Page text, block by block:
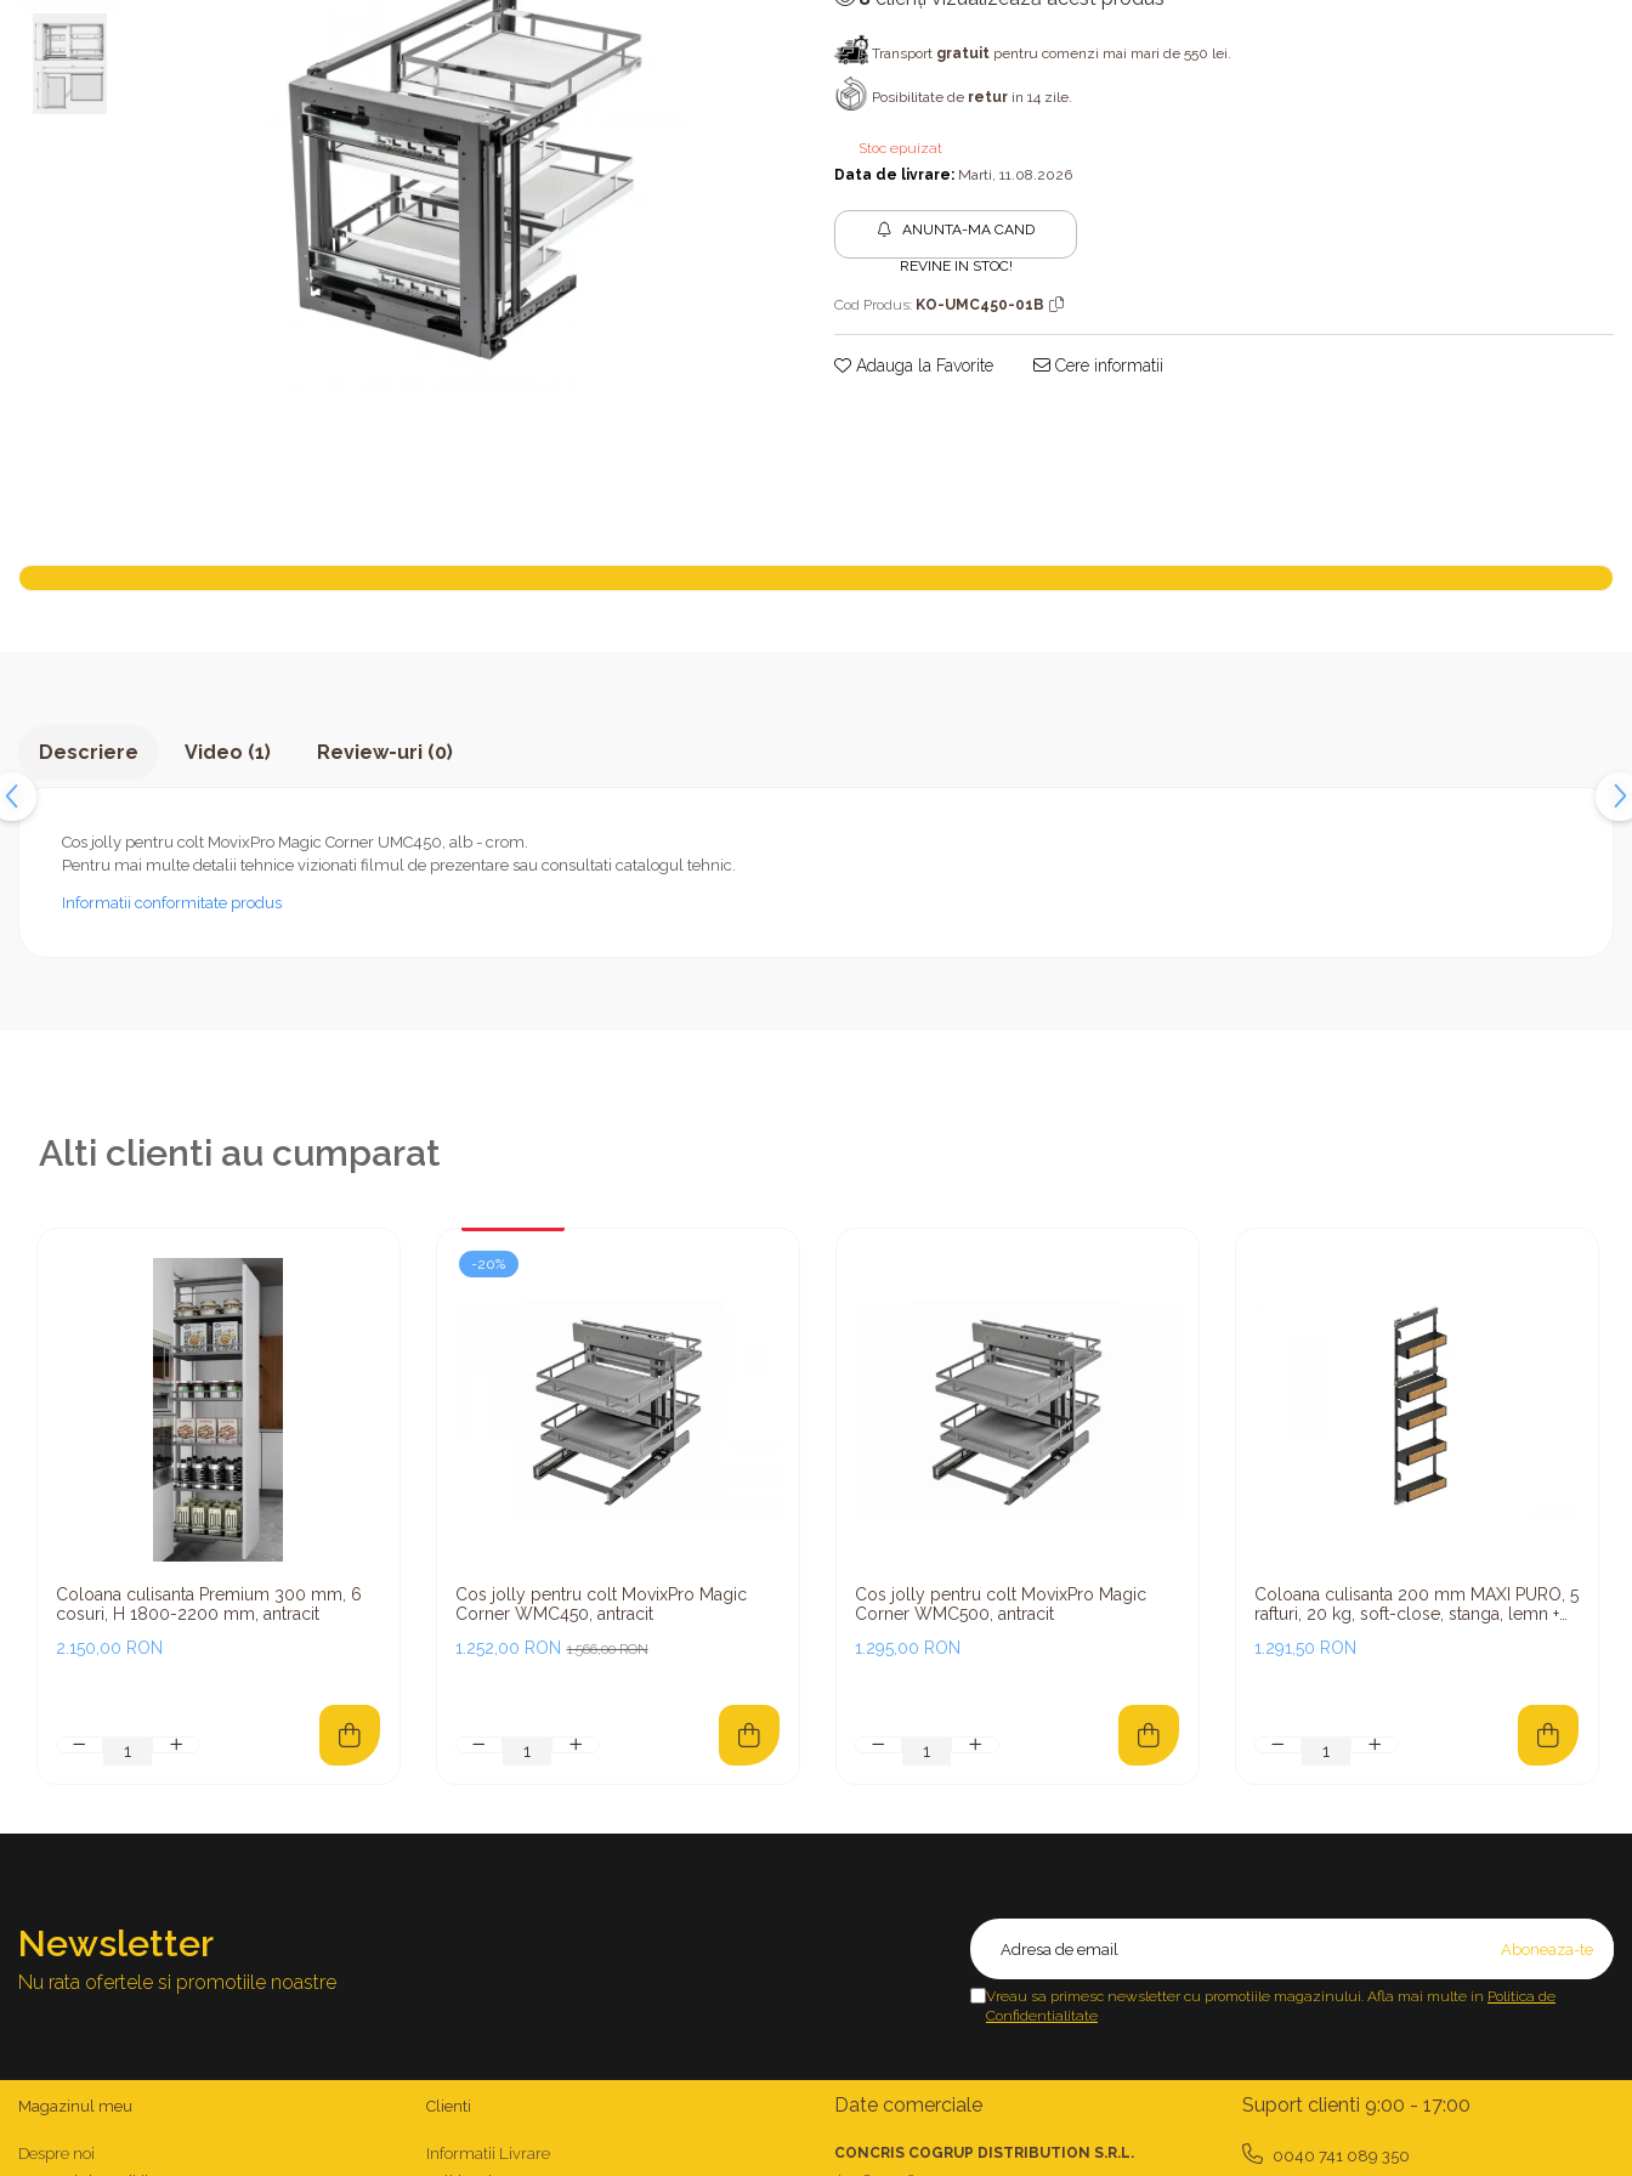
Console rafturi polite
Solutii de curatat & adezivi
Canturi ABS
Clesti/ patenti
Surubelnite
Ciocane
Transport gratuit pentru comenzi mai mari de 550 lei.
Posibilitate de retur in 14 zile.
Stoc epuizat
Data de livrare: Marti, 11.08.2026
ANUNTA-MA CAND
REVINE IN STOC!
Cod Produs: KO-UMC450-01B
Adauga la Favorite Cere informatii
Descriere Video (1) Review-uri (0)
Cos jolly pentru colt MovixPro Magic Corner UMC450, alb - crom.
Pentru mai multe detalii tehnice vizionati filmul de prezentare sau consultati catalogul tehnic.
Informatii conformitate produs
Alti clienti au cumparat
Coloana culisanta Premium 300 mm, 6
cosuri, H 1800-2200 mm, antracit
2.150,00 RON
-20%
Cos jolly pentru colt MovixPro Magic
Corner WMC450, antracit
1.566,00 RON
1.252,00 RON
Cos jolly pentru colt MovixPro Magic
Corner WMC500, antracit
1.295,00 RON
Coloana culisanta 200 mm MAXI PURO, 5
rafturi, 20 kg, soft-close, stanga, lemn +
1.291,50 RON
Newsletter
Nu rata ofertele si promotiile noastre
Vreau sa primesc newsletter cu promotiile magazinului. Afla mai multe in Politica de
Confidentialitate
Magazinul meu
Despre noi
Clienti
Informatii Livrare
Date comerciale
CONCRIS COGRUP DISTRIBUTION S.R.L.
Suport clienti 9:00 - 17:00
0040 741 089 350